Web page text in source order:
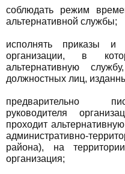
соблюдать режим
альтернативной службы;
исполнять приказы и
организации, в
альтернативную
должностных лиц,
предварительно
руководителя
проходит
административно-
района), на
организация;